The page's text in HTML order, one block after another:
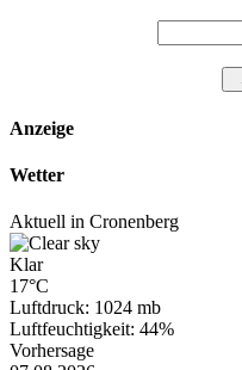
Anzeige
Wetter
Aktuell in Cronenberg
Klar
17°C
Luftdruck: 1024 mb
Luftfeuchtigkeit: 44%
Vorhersage